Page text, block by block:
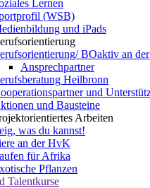
Lernen
(WSB)
und iPads
BOaktiv an
Ansprechpartner
Heilbronn
und
und Bausteine
Arbeiten
was du kannst!
an der HvK
für Afrika
Pflanzen
Talentkurse